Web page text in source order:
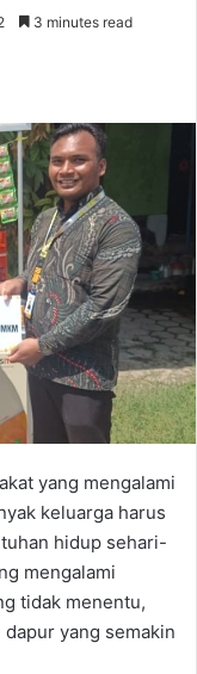
3 minutes read
yang mengalami
keluarga harus
hidup sehari-
mengalami
tidak menentu,
yang semakin